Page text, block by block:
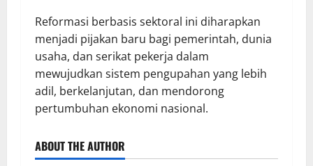
Reformasi berbasis sektoral ini diharapkan
menjadi pijakan baru bagi pemerintah, dunia
usaha, dan serikat pekerja dalam
mewujudkan sistem pengupahan yang lebih
adil, berkelanjutan, dan mendorong
pertumbuhan ekonomi nasional.
ABOUT THE AUTHOR